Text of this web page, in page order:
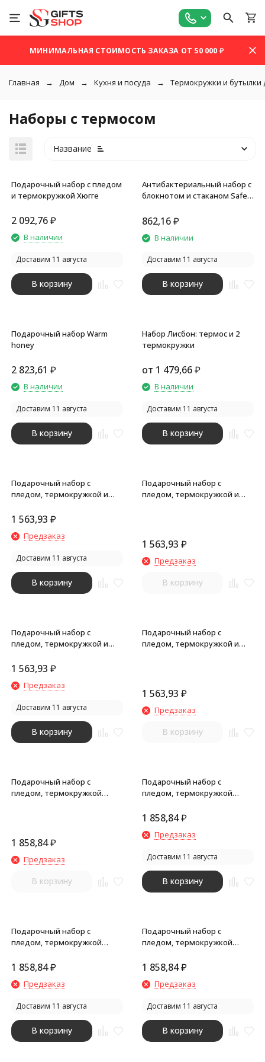
МИНИМАЛЬНАЯ СТОИМОСТЬ ЗАКАЗА ОТ 50 000 ₽
Главная Дом Кухня и посуда Термокружки и бутылки
Наборы с термосом
Название
Подарочный набор с пледом
и термокружкой Хюгге
2 092,76₽
В наличии
Доставим 11 августа
В корзину
Антибактериальный набор с
блокнотом и стаканом Safe
862,16₽
В наличии
Доставим 11 августа
В корзину
Подарочный набор Warm
honey
2 823,61 ₽
В наличии
Доставим 11 августа
В корзину
Набор Лисбон: термос и 2
термокружки
от 1 479,66₽
В наличии
Доставим 11 августа
В корзину
Подарочный набор с
пледом, термокружкой и
глазури Tasty hygge, черный
1 563,93 ₽
Предзаказ
Доставим 11 августа
В корзину
Подарочный набор с
пледом, термокружкой и
1 563,93 ₽
Предзаказ
В корзину
Подарочный набор с
пледом, термокружкой и
глазури Tasty hygge, желтый
1 563,93 ₽
Предзаказ
Доставим 11 августа
В корзину
Подарочный набор с
пледом, термокружкой и
1 563,93 ₽
Предзаказ
В корзину
Подарочный набор с
пледом, термокружкой
1 858,84₽
Предзаказ
В корзину
Подарочный набор с
пледом, термокружкой
1 858,84₽
Предзаказ
Доставим 11 августа
В корзину
Подарочный набор с
пледом, термокружкой
1 858,84₽
Предзаказ
Доставим 11 августа
В корзину
Подарочный набор с
пледом, термокружкой
1 858,84₽
Предзаказ
Доставим 11 августа
В корзину